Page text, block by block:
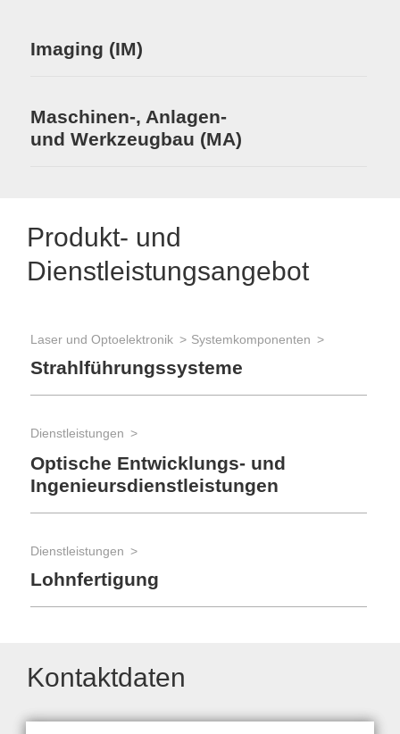
Imaging (IM)
Maschinen-, Anlagen-
und Werkzeugbau (MA)
Produkt- und
Dienstleistungsangebot
Laser und Optoelektronik Systemkomponenten
Strahlführungssysteme
Dienstleistungen
Optische Entwicklungs- und
Ingenieursdienstleistungen
Dienstleistungen
Lohnfertigung
Kontaktdaten